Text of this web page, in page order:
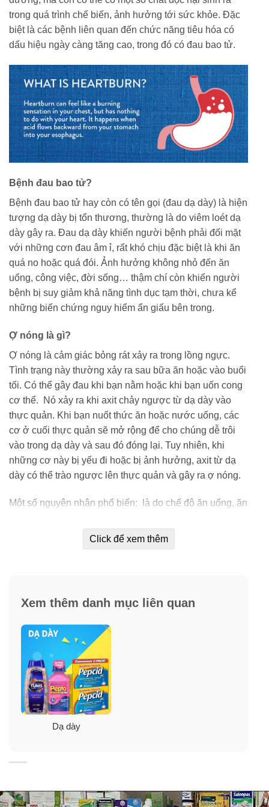
trong quá trình chế biến, ảnh hưởng tới sức khỏe. Đặc
biệt là các bệnh liên quan đến chức năng tiêu hóa có
dấu hiệu ngày càng tăng cao, trong đó có đau bao tử.
Bệnh đau bao tử?
Bệnh đau bao tử hay còn có tên gọi (đau dạ dày) là hiện
tượng dạ dày bị tổn thương, thường là do viêm loét dạ
dày gây ra. Đau dạ dày khiến người bệnh phải đối mặt
với những cơn đau âm ỉ, rất khó chịu đặc biệt là khi ăn
quá no hoặc quá đói. Ảnh hưởng không nhỏ đến ăn
uống, công việc, đời sống… thậm chí còn khiến người
bệnh bị suy giảm khả năng tình dục tạm thời, chưa kể
những biến chứng nguy hiểm ẩn giấu bên trong.
Ợ nóng là gì?
Ợ nóng là cảm giác bỏng rát xảy ra trong lồng ngực.
Tình trạng này thường xảy ra sau bữa ăn hoặc vào buổi
tối. Có thể gây đau khi bạn nằm hoặc khi bạn uốn cong
cơ thể. Nó xảy ra khi axit chảy ngược từ dạ dày vào
thực quản. Khi bạn nuốt thức ăn hoặc nước uống, các
cơ ở cuối thực quản sẽ mở rộng để cho chúng dễ trôi
vào trong dạ dày và sau đó đóng lại. Tuy nhiên, khi
những cơ này bị yếu đi hoặc bị ảnh hưởng, axit từ dạ
dày có thể trào ngược lên thực quản và gây ra ợ nóng.
Một số nguyên nhân phổ biến: là do chế độ ăn uống, ăn
quen sinh hoạt, sử dụng t.h.u.ố.c lá, r.ư.ợ.u b.i.a và chất
kích thích, lạm dụng kháng sinh và thừa cân. Ợ nóng có
gây nên, bạn cần phải cải thiện chúng ngay hôm nay.
Sử dụng viên ngậm Pepcid Complete là một gợi ý tuyệt
vời để bảo vệ dạ dày luôn khỏe mạnh.
Thành phần viên ngậm cải thiện đau bao
Click để xem thêm
Xem thêm danh mục liên quan
Dạ dày